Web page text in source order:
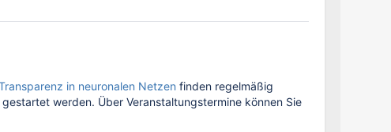
in neuronalen Netzen finden regelmäßig
werden. Über Veranstaltungstermine können Sie